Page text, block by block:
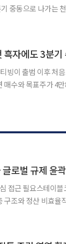
중동으로 나가는
빙이 출범 이후 처
표주가 4만8000원을
로벌 규제 윤
접근 필요스테이
구조와 정산 비효율